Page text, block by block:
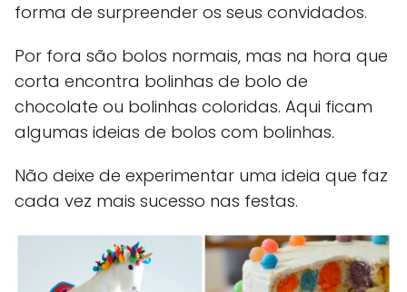
forma de surpreender os seus convidados.
Por fora são bolos normais, mas na hora que
corta encontra bolinhas de bolo de
chocolate ou bolinhas coloridas. Aqui ficam
algumas ideias de bolos com bolinhas.
Não deixe de experimentar uma ideia que faz
cada vez mais sucesso nas festas.